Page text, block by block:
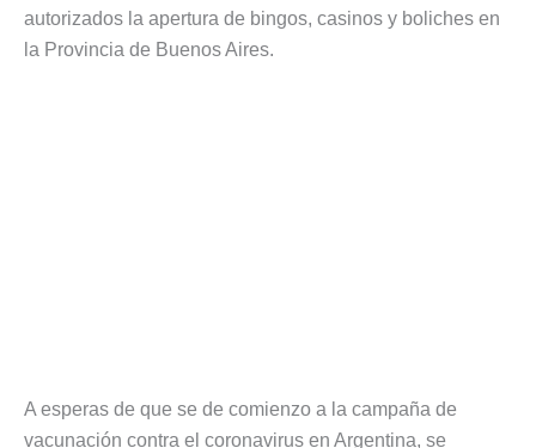
autorizados la apertura de bingos, casinos y boliches en
la Provincia de Buenos Aires.
A esperas de que se de comienzo a la campaña de
vacunación contra el coronavirus en Argentina, se